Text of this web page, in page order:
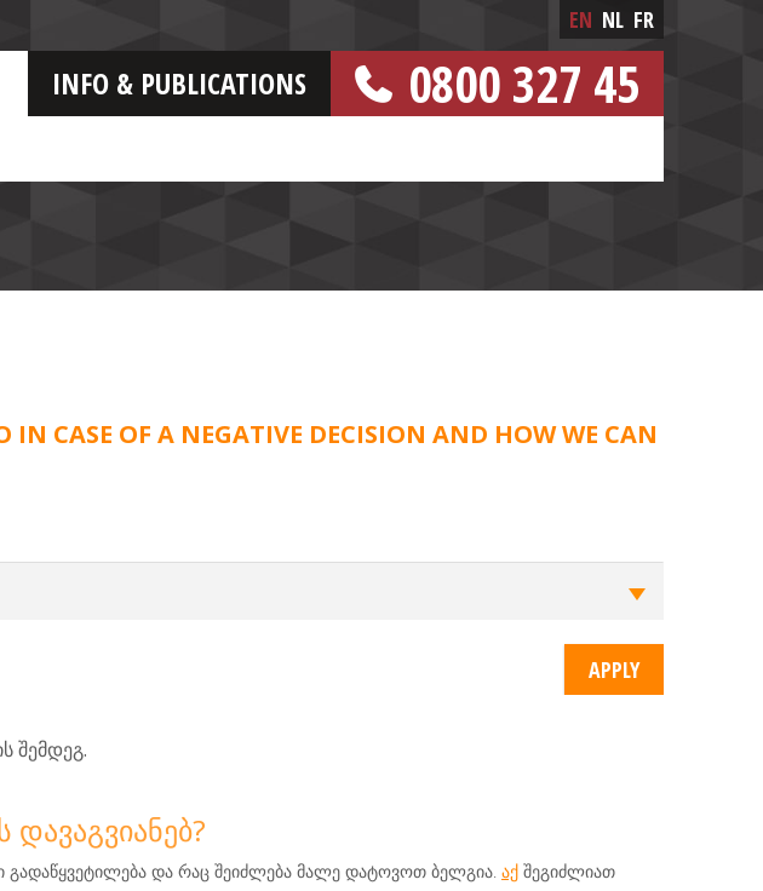
0800 327 45
INFO & PUBLICATIONS
EN NL FR
CASE OF A NEGATIVE DECISION AND HOW WE CAN
შემდეგ.
გადაწყვეტილება და რაც შეიძლება მალე დატოვოთ ბელგია. აქ შეგიძლიათ